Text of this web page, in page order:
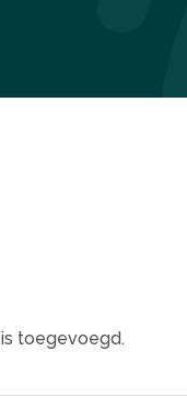
toegevoegd.